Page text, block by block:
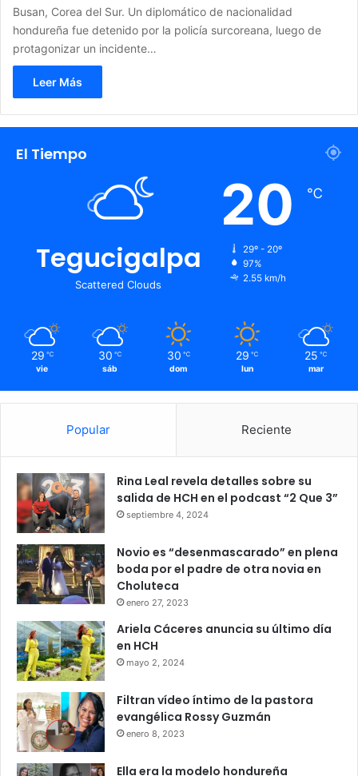
Busan, Corea del Sur. Un diplomático de nacionalidad
hondureña fue detenido por la policía surcoreana, luego de
protagonizar un incidente…
Leer Más
El Tiempo
Tegucigalpa
Scattered Clouds
20 ℃
29º - 20º
97%
2.55 km/h
29 ℃
vie
30 ℃
sáb
30 ℃
dom
29 ℃
lun
25 ℃
mar
Popular Reciente
Rina Leal revela detalles sobre su
salida de HCH en el podcast “2 Que 3”
septiembre 4, 2024
Novio es “desenmascarado” en plena
boda por el padre de otra novia en
Choluteca
enero 27, 2023
Ariela Cáceres anuncia su último día
en HCH
mayo 2, 2024
Filtran vídeo íntimo de la pastora
evangélica Rossy Guzmán
enero 8, 2023
Ella era la modelo hondureña